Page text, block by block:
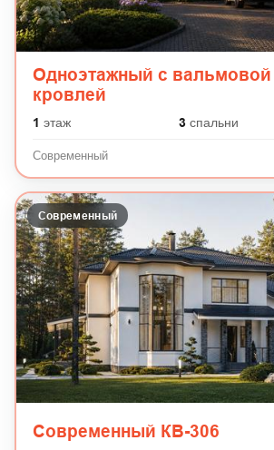
Одноэтажный с вальмовой
кровлей
1 этаж 3 спальни
Современный
Современный
Современный КВ-306